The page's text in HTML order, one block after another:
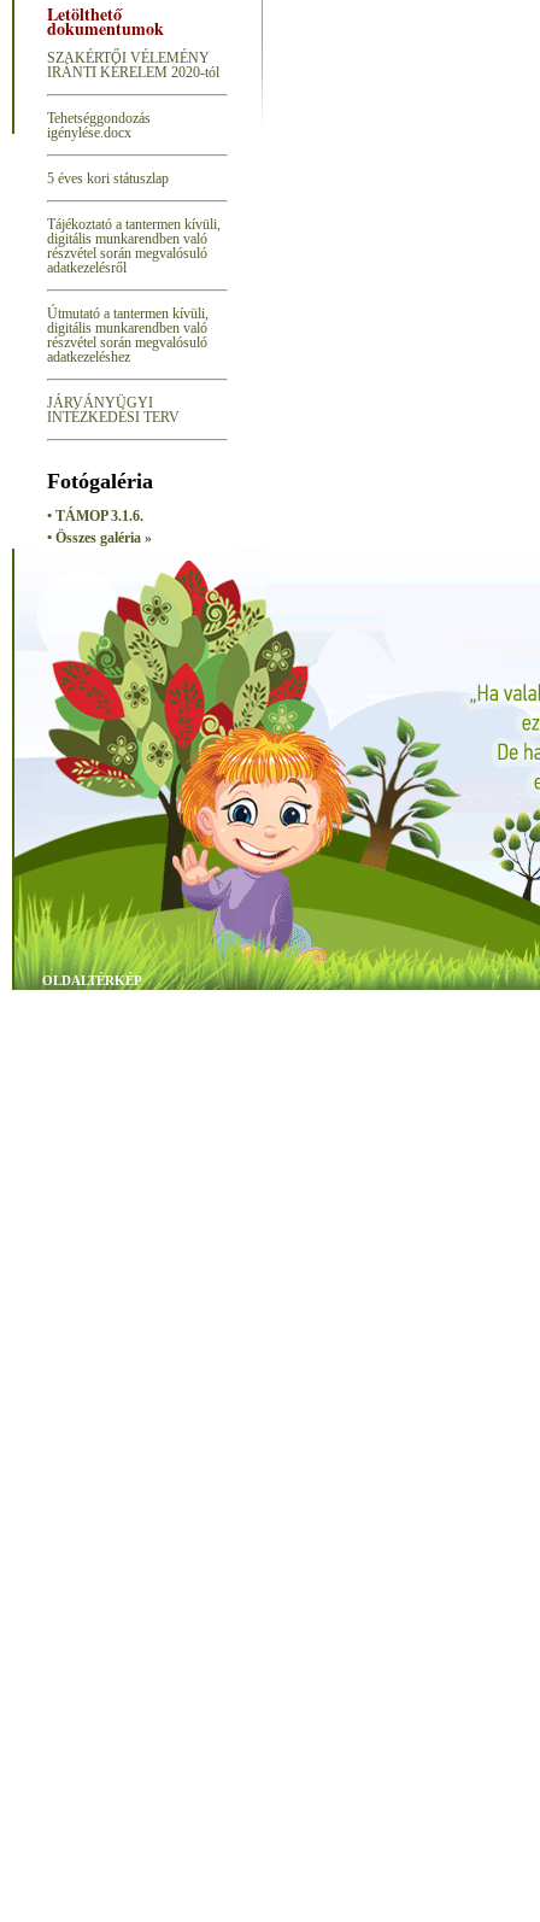
Letölthető
dokumentumok
SZAKÉRTŐI VÉLEMÉNY
IRÁNTI KÉRELEM 2020-tól
Tehetséggondozás
igénylése.docx
5 éves kori státuszlap
Tájékoztató a tantermen kívüli,
digitális munkarendben való
részvétel során megvalósuló
adatkezelésről
Útmutató a tantermen kívüli,
digitális munkarendben való
részvétel során megvalósuló
adatkezeléshez
JÁRVÁNYÜGYI
INTÉZKEDÉSI TERV
Fotógaléria
• TÁMOP 3.1.6.
• Összes galéria »
OLDALTÉRKÉP